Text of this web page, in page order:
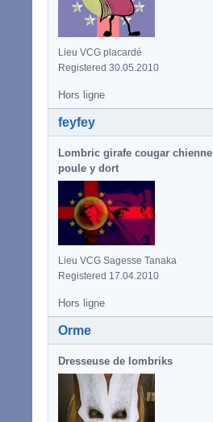
Lieu VCG placardé
Registered 30.05.2010
Hors ligne
feyfey
Lombric girafe cougar chienne
poule y dort
Lieu VCG Sagesse Tanaka
Registered 17.04.2010
Hors ligne
Orme
Dresseuse de lombriks